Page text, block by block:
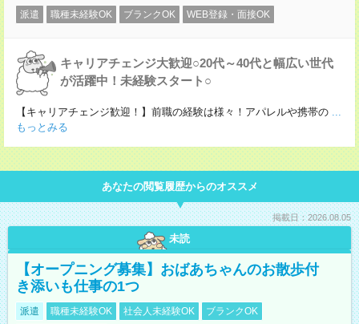
派遣 職種未経験OK ブランクOK WEB登録・面接OK
キャリアチェンジ大歓迎○20代～40代と幅広い世代
が活躍中！未経験スタート○
【キャリアチェンジ歓迎！】前職の経験は様々！アパレルや携帯の ...
もっとみる
あなたの閲覧履歴からのオススメ
掲載日：2026.08.05
未読
【オープニング募集】おばあちゃんのお散歩付
き添いも仕事の1つ
派遣 職種未経験OK 社会人未経験OK
ブランクOK